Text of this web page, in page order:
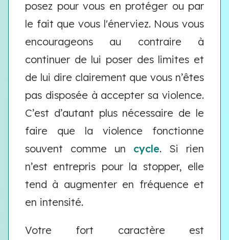
posez pour vous en protéger ou par
le fait que vous l'énerviez. Nous vous
encourageons au contraire à
continuer de lui poser des limites et
de lui dire clairement que vous n’êtes
pas disposée à accepter sa violence.
C’est d’autant plus nécessaire de le
faire que la violence fonctionne
souvent comme un cycle. Si rien
n’est entrepris pour la stopper, elle
tend à augmenter en fréquence et
en intensité.
Votre fort caractère est